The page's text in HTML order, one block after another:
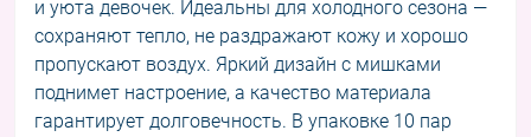
и уюта девочек. Идеальны для холодного сезона —
сохраняют тепло, не раздражают кожу и хорошо
пропускают воздух. Яркий дизайн с мишками
поднимет настроение, а качество материала
гарантирует долговечность. В упаковке 10 пар